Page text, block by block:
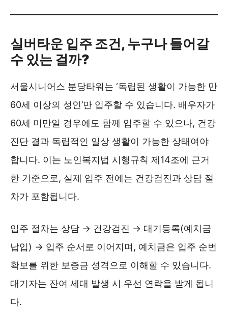
실버타운 입주 조건, 누구나 들어갈
수 있는 걸까?
서울시니어스 분당타워는 ‘독립된 생활이 가능한 만
60세 이상의 성인’만 입주할 수 있습니다. 배우자가
60세 미만일 경우에도 함께 입주할 수 있으나, 건강
진단 결과 독립적인 일상 생활이 가능한 상태여야
합니다. 이는 노인복지법 시행규칙 제14조에 근거
한 기준으로, 실제 입주 전에는 건강검진과 상담 절
차가 포함됩니다.
입주 절차는 상담 → 건강검진 → 대기등록(예치금
납입) → 입주 순서로 이어지며, 예치금은 입주 순번
확보를 위한 보증금 성격으로 이해할 수 있습니다.
대기자는 잔여 세대 발생 시 우선 연락을 받게 됩니
다.